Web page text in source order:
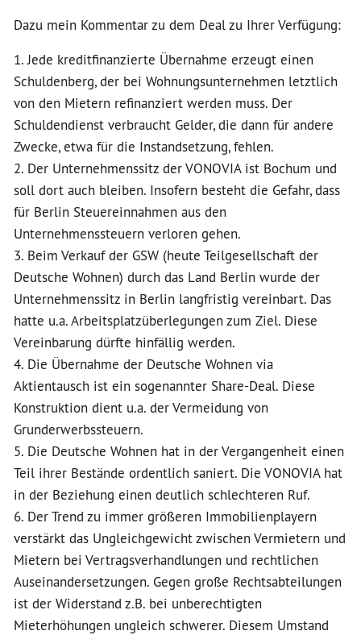
Dazu mein Kommentar zu dem Deal zu Ihrer Verfügung:
1. Jede kreditfinanzierte Übernahme erzeugt einen
Schuldenberg, der bei Wohnungsunternehmen letztlich
von den Mietern refinanziert werden muss. Der
Schuldendienst verbraucht Gelder, die dann für andere
Zwecke, etwa für die Instandsetzung, fehlen.
2. Der Unternehmenssitz der VONOVIA ist Bochum und
soll dort auch bleiben. Insofern besteht die Gefahr, dass
für Berlin Steuereinnahmen aus den
Unternehmenssteuern verloren gehen.
3. Beim Verkauf der GSW (heute Teilgesellschaft der
Deutsche Wohnen) durch das Land Berlin wurde der
Unternehmenssitz in Berlin langfristig vereinbart. Das
hatte u.a. Arbeitsplatzüberlegungen zum Ziel. Diese
Vereinbarung dürfte hinfällig werden.
4. Die Übernahme der Deutsche Wohnen via
Aktientausch ist ein sogenannter Share-Deal. Diese
Konstruktion dient u.a. der Vermeidung von
Grunderwerbssteuern.
5. Die Deutsche Wohnen hat in der Vergangenheit einen
Teil ihrer Bestände ordentlich saniert. Die VONOVIA hat
in der Beziehung einen deutlich schlechteren Ruf.
6. Der Trend zu immer größeren Immobilienplayern
verstärkt das Ungleichgewicht zwischen Vermietern und
Mietern bei Vertragsverhandlungen und rechtlichen
Auseinandersetzungen. Gegen große Rechtsabteilungen
ist der Widerstand z.B. bei unberechtigten
Mieterhöhungen ungleich schwerer. Diesem Umstand